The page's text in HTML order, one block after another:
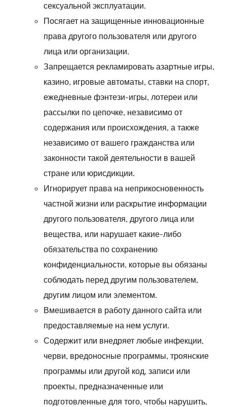
сексуальной эксплуатации.
Посягает на защищенные инновационные
права другого пользователя или другого
лица или организации.
Запрещается рекламировать азартные игры,
казино, игровые автоматы, ставки на спорт,
ежедневные фэнтези-игры, лотереи или
рассылки по цепочке, независимо от
содержания или происхождения, а также
независимо от вашего гражданства или
законности такой деятельности в вашей
стране или юрисдикции.
Игнорирует права на неприкосновенность
частной жизни или раскрытие информации
другого пользователя, другого лица или
вещества, или нарушает какие-либо
обязательства по сохранению
конфиденциальности, которые вы обязаны
соблюдать перед другим пользователем,
другим лицом или элементом.
Вмешивается в работу данного сайта или
предоставляемые на нем услуги.
Содержит или внедряет любые инфекции,
черви, вредоносные программы, троянские
программы или другой код, записи или
проекты, предназначенные или
подготовленные для того, чтобы нарушить,